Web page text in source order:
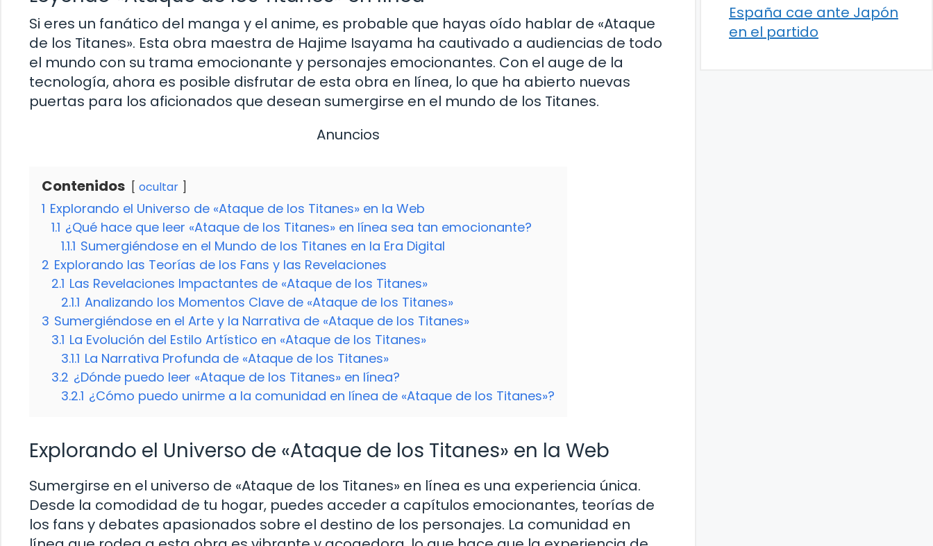
Si eres un fanático del manga y el anime, es probable que hayas oído hablar de «Ataque
de los Titanes». Esta obra maestra de Hajime Isayama ha cautivado a audiencias de todo
el mundo con su trama emocionante y personajes emocionantes. Con el auge de la
tecnología, ahora es posible disfrutar de esta obra en línea, lo que ha abierto nuevas
puertas para los aficionados que desean sumergirse en el mundo de los Titanes.
Anuncios
Contenidos ocultar
1 Explorando el Universo de «Ataque de los Titanes» en la Web
1.1 ¿Qué hace que leer «Ataque de los Titanes» en línea sea tan emocionante?
1.1.1 Sumergiéndose en el Mundo de los Titanes en la Era Digital
2 Explorando las Teorías de los Fans y las Revelaciones
2.1 Las Revelaciones Impactantes de «Ataque de los Titanes»
2.1.1 Analizando los Momentos Clave de «Ataque de los Titanes»
3 Sumergiéndose en el Arte y la Narrativa de «Ataque de los Titanes»
3.1 La Evolución del Estilo Artístico en «Ataque de los Titanes»
3.1.1 La Narrativa Profunda de «Ataque de los Titanes»
3.2 ¿Dónde puedo leer «Ataque de los Titanes» en línea?
3.2.1 ¿Cómo puedo unirme a la comunidad en línea de «Ataque de los Titanes»?
Explorando el Universo de «Ataque de los Titanes» en la Web
Sumergirse en el universo de «Ataque de los Titanes» en línea es una experiencia única.
Desde la comodidad de tu hogar, puedes acceder a capítulos emocionantes, teorías de
los fans y debates apasionados sobre el destino de los personajes. La comunidad en
España cae ante Japón
en el partido